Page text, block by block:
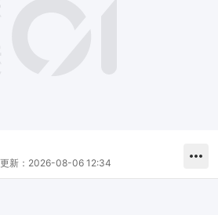
更新： 2026-08-06 12:34